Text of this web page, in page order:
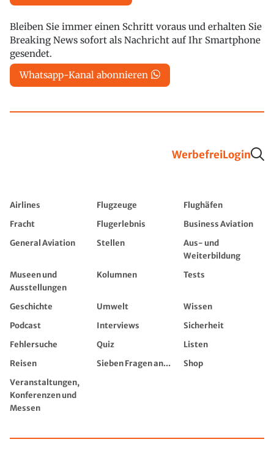
Bleiben Sie immer einen Schritt voraus und erhalten Sie
Breaking News sofort als Nachricht auf Ihr Smartphone
gesendet.
Whatsapp-Kanal abonnieren
WerbefreiLogin
Airlines Flugzeuge
Flughäfen
Fracht
Flugerlebnis
Business Aviation
General Aviation
Stellen
Aus- und
Weiterbildung
Museen und
Ausstellungen
Kolumnen Tests
Geschichte Umwelt
Wissen
Podcast
Interviews
Sicherheit
Fehlersuche
Quiz
Listen
Reisen
Sieben Fragen an...
Shop
Veranstaltungen,
Konferenzen und
Messen